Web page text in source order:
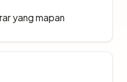
yang mapan